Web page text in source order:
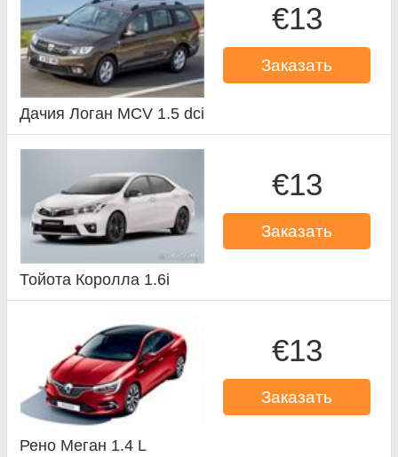
€13
Заказать
Дачия Логан MCV 1.5 dci
€13
Заказать
Тойота Королла 1.6i
€13
Заказать
Рено Меган 1.4 L